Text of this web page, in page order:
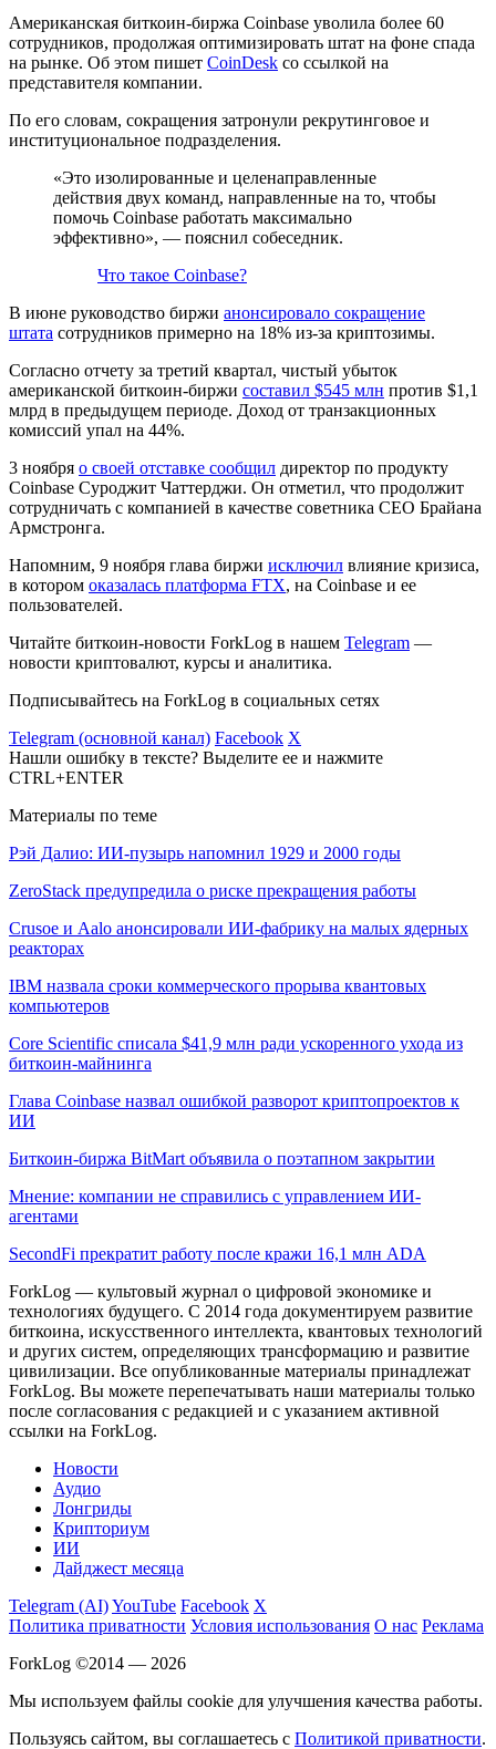
Американская биткоин-биржа Coinbase уволила более 60
сотрудников, продолжая оптимизировать штат на фоне спада
на рынке. Об этом пишет CoinDesk со ссылкой на
представителя компании.
По его словам, сокращения затронули рекрутинговое и
институциональное подразделения.
«Это изолированные и целенаправленные
действия двух команд, направленные на то, чтобы
помочь Coinbase работать максимально
эффективно», — пояснил собеседник.
Что такое Coinbase?
В июне руководство биржи анонсировало сокращение
штата сотрудников примерно на 18% из-за криптозимы.
Согласно отчету за третий квартал, чистый убыток
американской биткоин-биржи составил $545 млн против $1,1
млрд в предыдущем периоде. Доход от транзакционных
комиссий упал на 44%.
3 ноября о своей отставке сообщил директор по продукту
Coinbase Суроджит Чаттерджи. Он отметил, что продолжит
сотрудничать с компанией в качестве советника CEO Брайана
Армстронга.
Напомним, 9 ноября глава биржи исключил влияние кризиса,
в котором оказалась платформа FTX, на Coinbase и ее
пользователей.
Читайте биткоин-новости ForkLog в нашем Telegram —
новости криптовалют, курсы и аналитика.
Подписывайтесь на ForkLog в социальных сетях
Telegram (основной канал) Facebook X
Нашли ошибку в тексте? Выделите ее и нажмите
CTRL+ENTER
Материалы по теме
Рэй Далио: ИИ-пузырь напомнил 1929 и 2000 годы
ZeroStack предупредила о риске прекращения работы
Crusoe и Aalo анонсировали ИИ-фабрику на малых ядерных
реакторах
IBM назвала сроки коммерческого прорыва квантовых
компьютеров
Core Scientific списала $41,9 млн ради ускоренного ухода из
биткоин-майнинга
Глава Coinbase назвал ошибкой разворот криптопроектов к
ИИ
Биткоин-биржа BitMart объявила о поэтапном закрытии
Мнение: компании не справились с управлением ИИ-
агентами
SecondFi прекратит работу после кражи 16,1 млн ADA
ForkLog — культовый журнал о цифровой экономике и
технологиях будущего. С 2014 года документируем развитие
биткоина, искусственного интеллекта, квантовых технологий
и других систем, определяющих трансформацию и развитие
цивилизации. Все опубликованные материалы принадлежат
ForkLog. Вы можете перепечатывать наши материалы только
после согласования с редакцией и с указанием активной
ссылки на ForkLog.
Новости
Аудио
Лонгриды
Крипториум
ИИ
Дайджест месяца
Telegram (AI)YouTube Facebook X
Политика приватности Условия использования О нас Реклама
ForkLog ©2014 — 2026
Мы используем файлы cookie для улучшения качества работы.
Пользуясь сайтом, вы соглашаетесь с Политикой приватности.